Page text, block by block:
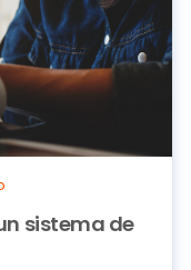
sistema de